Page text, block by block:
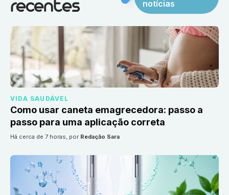
recentes
notícias
VIDA SAUDÁVEL
Como usar caneta emagrecedora: passo a
passo para uma aplicação correta
há cerca de 7 horas, por Redação Sara